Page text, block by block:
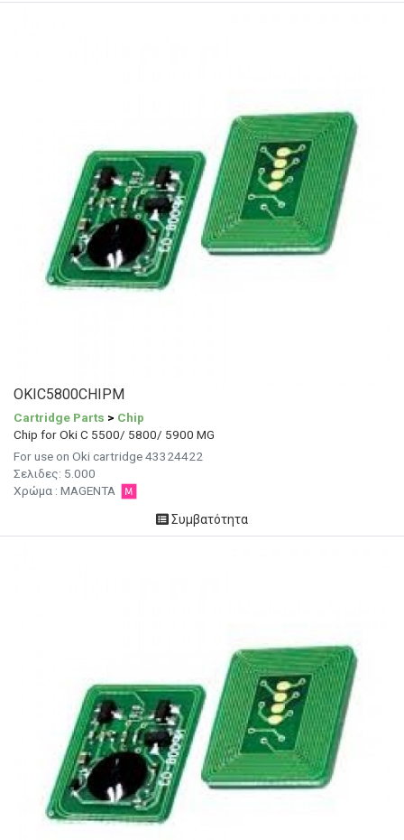
OKIC5800CHIPM
Cartridge Parts > Chip
Chip for Oki C 5500/ 5800/ 5900 MG
For use on Oki cartridge 43324422
Σελιδες: 5.000
Χρώμα : MAGENTA
Συμβατότητα